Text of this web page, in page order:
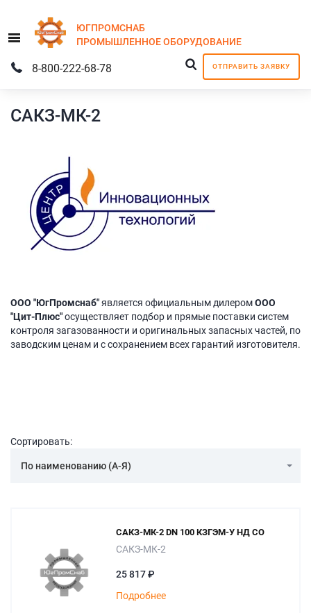
Menu
ЮГПРОМСНАБ
ПРОМЫШЛЕННОЕОБОРУДОВАНИЕ
ОТПРАВИТЬ ЗАЯВКУ
8-800-222-68-78
САКЗ-МК-2
ООО "ЮгПромснаб"является официальным дилеромООО
"Цит-Плюс"осуществляет подбор и прямые поставки систем
контроля загазованности и оригинальных запасных частей, по
заводским ценам и с сохранением всех гарантий изготовителя.
Сортировать:
По наименованию (А-Я)
САКЗ-МК-2 DN 100 КЗГЭМ-У НД СО
САКЗ-МК-2
25 817 ₽
Подробнее